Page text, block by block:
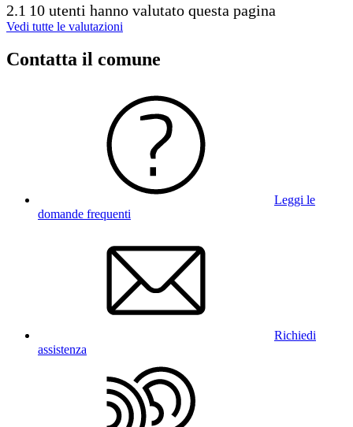
2.1 10 utenti hanno valutato questa pagina
Vedi tutte le valutazioni
Contatta il comune
Leggi le
domande frequenti
Richiedi
assistenza